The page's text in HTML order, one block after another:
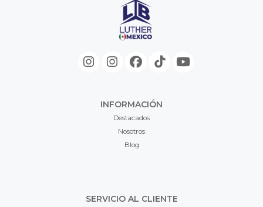
INFORMACIÓN
Destacados
Nosotros
Blog
SERVICIO AL CLIENTE